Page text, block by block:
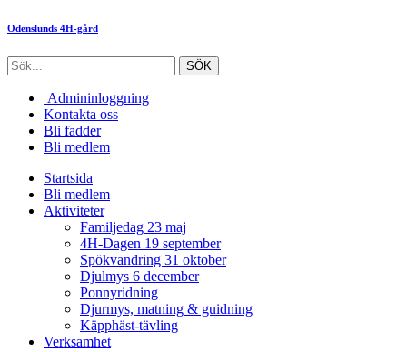
Odenslunds 4H-gård
Admininloggning
Kontakta oss
Bli fadder
Bli medlem
Startsida
Bli medlem
Aktiviteter
Familjedag 23 maj
4H-Dagen 19 september
Spökvandring 31 oktober
Djulmys 6 december
Ponnyridning
Djurmys, matning & guidning
Käpphäst-tävling
Verksamhet